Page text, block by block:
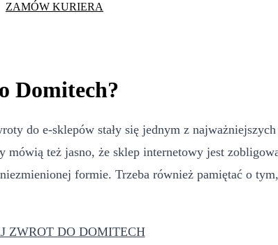
ZAMÓW KURIERA
Domitech?
do e-sklepów stały się jednym z
też jasno, że sklep internetowy jest
formie. Trzeba również pamiętać o
ZWROT DO DOMITECH